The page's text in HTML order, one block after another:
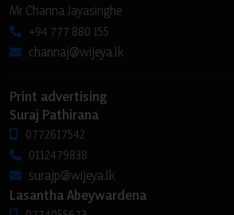
Mr Channa Jayasinghe
+94 777 880 155
channaj@wijeya.lk
Print advertising
Suraj Pathirana
0772617542
0112479838
surajp@wijeya.lk
Lasantha Abeywardena